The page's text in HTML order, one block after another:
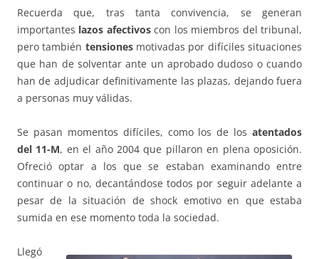
Recuerda que, tras tanta convivencia, se generan
importantes lazos afectivoscon los miembros del tribunal,
pero también tensionesmotivadas por difíciles situaciones
que han de solventar ante un aprobado dudoso o cuando
han de adjudicar definitivamente las plazas, dejando fuera
a personas muy válidas.
Se pasan momentos difíciles, como los de los atentados
del 11-M, en el año 2004 que pillaron en plena oposición.
Ofreció optar a los que se estaban examinando entre
continuar o no, decantándose todos por seguir adelante a
pesar de la situación de shock emotivo en que estaba
sumida en ese momento toda la sociedad.
Llegó